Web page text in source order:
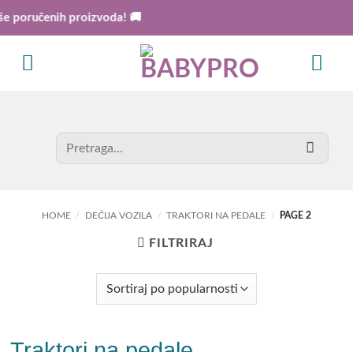
proizvoda! 🚚
Search
for:
HOME / DEČIJA VOZILA / TRAKTORI NA PEDALE / PAGE 2
FILTRIRAJ